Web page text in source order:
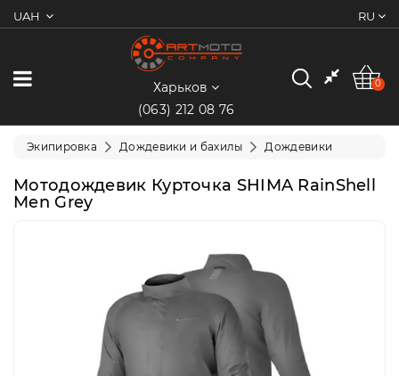
UAH RU
0
Категории
Мотоциклы
Электротранспорт
Экипировка
Харьков
(063) 212 08 76
0
Экипировка Дождевики и бахилы Дождевики
Мотодождевик Курточка SHIMA RainShell
Men Grey